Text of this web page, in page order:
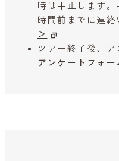
時は中止します
時間前までに連絡
＞
ツアー終了後、ア
アンケートフォー